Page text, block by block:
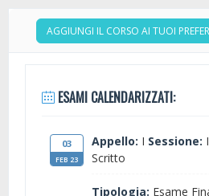
AGGIUNGI IL CORSO AI TUOI
ESAMI CALENDARIZZATI:
03
FEB 23
Appello: I Sessione:
Scritto
Tipologia: Esame